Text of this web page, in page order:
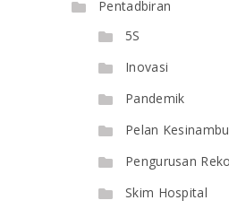
Pentadbiran
5S
Inovasi
Pandemik
Pelan
Pengurusan
Skim Hospital